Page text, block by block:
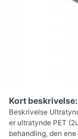
Kort beskrivelse:
Beskrivelse
er ultratynde PET
behandling, den